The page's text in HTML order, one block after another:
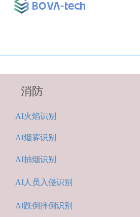
AI人 员入侵识别
AI火焰识别
AI抽烟识别
AI跌倒摔倒识别
AI烟雾识别
消防